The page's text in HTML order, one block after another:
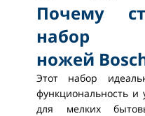
Почему
набор
ножей
Этот набор
функциональность и
для мелких